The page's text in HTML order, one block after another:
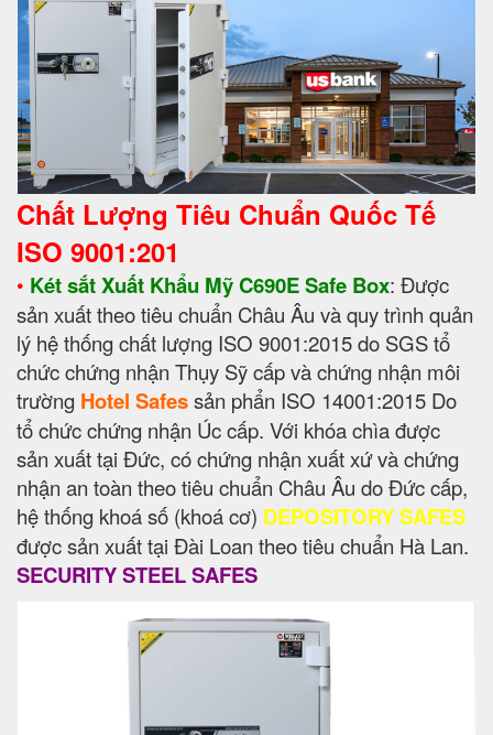
Chất Lượng Tiêu Chuẩn Quốc Tế
ISO 9001:201
• Két sắt Xuất Khẩu Mỹ C690E Safe Box: Được
sản xuất theo tiêu chuẩn Châu Âu và quy trình quản
lý hệ thống chất lượng ISO 9001:2015 do SGS tổ
chức chứng nhận Thụy Sỹ cấp và chứng nhận môi
trường Hotel Safessản phẩn ISO 14001:2015 Do
tổ chức chứng nhận Úc cấp. Với khóa chìa được
sản xuất tại Đức, có chứng nhận xuất xứ và chứng
nhận an toàn theo tiêu chuẩn Châu Âu do Đức cấp,
hệ thống khoá số (khoá cơ) DEPOSITORY SAFES
được sản xuất tại Đài Loan theo tiêu chuẩn Hà Lan.
SECURITY STEEL SAFES